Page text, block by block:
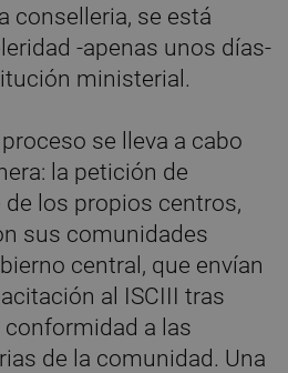
conselleria, se está
-apenas unos días-
ministerial.
se lleva a cabo
la petición de
los propios centros,
sus comunidades
central, que envían
al ISCIII tras
a las
de la comunidad. Una